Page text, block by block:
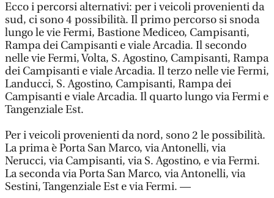
Ecco i percorsi alternativi: per i veicoli provenienti da
sud, ci sono 4 possibilità. Il primo percorso si snoda
lungo le vie Fermi, Bastione Mediceo, Campisanti,
Rampa dei Campisanti e viale Arcadia. Il secondo
nelle vie Fermi, Volta, S. Agostino, Campisanti, Rampa
dei Campisanti e viale Arcadia. Il terzo nelle vie Fermi,
Landucci, S. Agostino, Campisanti, Rampa dei
Campisanti e viale Arcadia. Il quarto lungo via Fermi e
Tangenziale Est.
Per i veicoli provenienti da nord, sono 2 le possibilità.
La prima è Porta San Marco, via Antonelli, via
Nerucci, via Campisanti, via S. Agostino, e via Fermi.
La seconda via Porta San Marco, via Antonelli, via
Sestini, Tangenziale Est e via Fermi. —